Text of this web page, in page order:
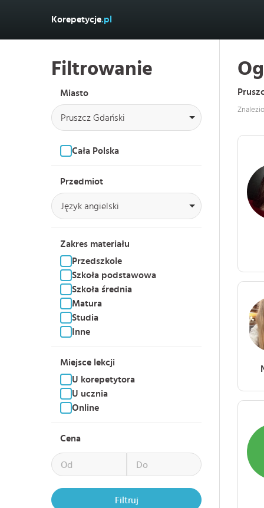
Korepetycje.pl
Filtrowanie
Miasto
Pruszcz Gdański
Cała Polska
Przedmiot
Język angielski
Zakres materiału
Przedszkole
Szkoła podstawowa
Szkoła średnia
Matura
Studia
Inne
Miejsce lekcji
U korepetytora
U ucznia
Online
Cena
Filtruj